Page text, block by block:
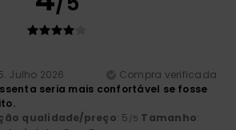
Julho 2026
Compra verificada
seria mais confortável se fosse
qualidade/preço: 5 /5 Tamanho: